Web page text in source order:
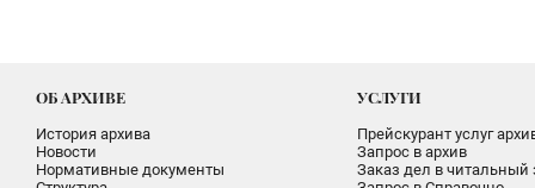
ОБ АРХИВЕ
История архива
Новости
Нормативные документы
УСЛУГИ
Прейскурант услуг
Запрос в архив
Заказ дел в читальный